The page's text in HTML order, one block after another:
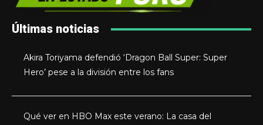
Últimas noticias
Akira Toriyama defendió ‘Dragon Ball Super: Super
Hero’ pese a la división entre los fans
Qué ver en HBO Max este verano: La casa del